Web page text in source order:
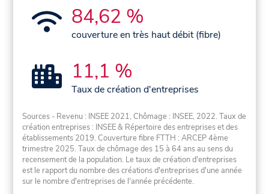
84,62 %
couverture en très haut débit (fibre)
11,1 %
Taux de création d'entreprises
Sources - Revenu : INSEE 2021, Chômage : INSEE, 2022. Taux de
création entreprises : INSEE & Répertoire des entreprises et des
établissements 2019. Couverture fibre FTTH : ARCEP 4ème
trimestre 2025. Taux de chômage des 15 à 64 ans au sens du
recensement de la population. Le taux de création d'entreprises
est le rapport du nombre des créations d'entreprises d'une année
sur le nombre d'entreprises de l'année précédente.